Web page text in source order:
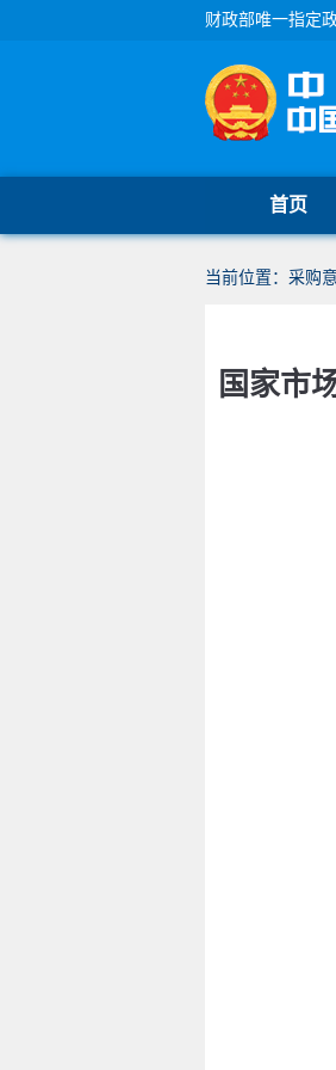
财政部唯一指定
首页
当前位置：采购
国家市